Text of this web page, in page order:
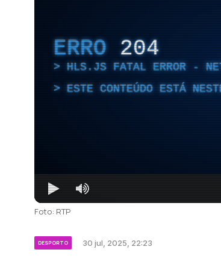
ERRO 204
HLS.JS FATAL ERROR -
ESTE CONTEÚDO ESTÁ
Foto: RTP
DESPORTO 30 jul, 2025, 22:23